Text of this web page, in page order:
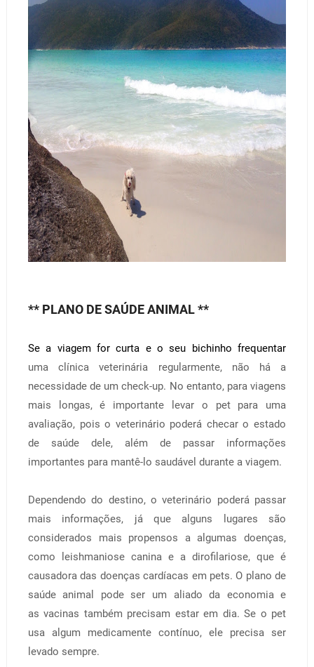
** PLANO DE SAÚDE ANIMAL **
Se a viagem for curta e o seu bichinho frequentar
umaclínica veterinária regularmente, não há a
necessidade de um check-up. No entanto, para viagens
mais longas, é importante levar o pet para uma
avaliação, pois o veterinário poderá checar o estado
de saúde dele, além de passar informações
importantes para mantê-lo saudável durante a viagem.
Dependendo do destino, o veterinário poderá passar
mais informações, já que alguns lugares são
considerados mais propensos a algumas doenças,
como leishmaniose canina e a dirofilariose, que é
causadora das doenças cardíacas em pets. O plano de
saúde animal pode ser um aliado da economia e
as vacinas também precisam estar em dia. Se o pet
usa algum medicamente contínuo, ele precisa ser
levado sempre.